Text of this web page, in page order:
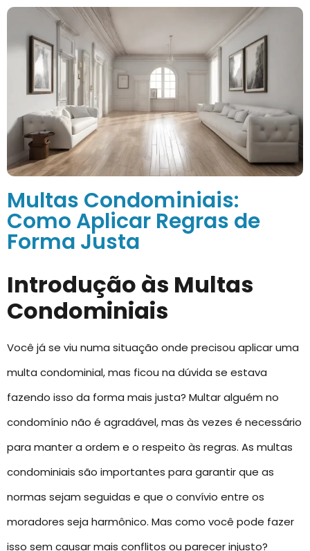
Multas Condominiais:
Como Aplicar Regras de
Forma Justa
Introdução às Multas
Condominiais
Você já se viu numa situação onde precisou aplicar uma
multa condominial, mas ficou na dúvida se estava
fazendo isso da forma mais justa? Multar alguém no
condomínio não é agradável, mas às vezes é necessário
para manter a ordem e o respeito às regras. As multas
condominiais são importantes para garantir que as
normas sejam seguidas e que o convívio entre os
moradores seja harmônico. Mas como você pode fazer
isso sem causar mais conflitos ou parecer injusto?